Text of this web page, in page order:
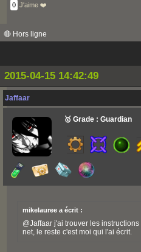
0 J'aime ❤️
🔴 Hors ligne
2015-04-15 14:42:49
Jaffaar
🥇 Grade : Guardian
mikelauree a écrit :
@Jaffaar j'ai trouver les
net, le reste c'est moi qui l'ai écrit.